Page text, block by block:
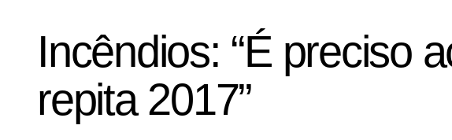
Incêndios: “É preciso
repita 2017”